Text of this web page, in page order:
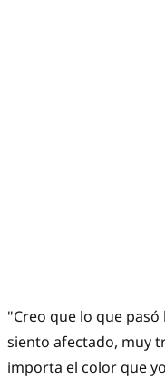
"Creo que lo que
siento afectado, muy
importa el color que